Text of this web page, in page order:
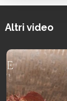
Altri video